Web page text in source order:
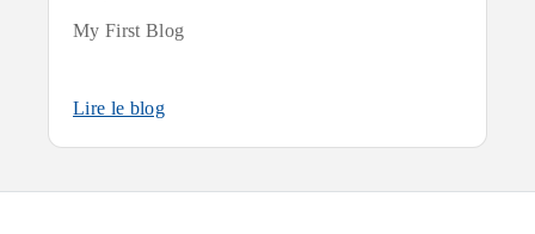
My First Blog
Lire le blog